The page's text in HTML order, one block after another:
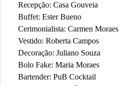
Recepção: Casa Gouveia
Buffet: Ester Bueno
Cerimonialista: Carmen Moraes
Vestido: Roberta Campos
Decoração: Juliano Souza
Bolo Fake: Maria Moraes
Bartender: PuB Cocktail